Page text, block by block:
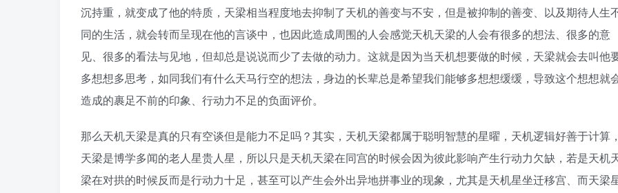
沉持重，就变成了他的特质，天梁相当程度地去抑制了天机的善变与不安，但是被抑制的善变、以及期待人生
同的生活，就会转而呈现在他的言谈中，也因此造成周围的人会感觉天机天梁的人会有很多的想法、很多的意
见、很多的看法与见地，但却总是说说而少了去做的动力。这就是因为当天机想要做的时候，天梁就会去叫他
多想想多思考，如同我们有什么天马行空的想法，身边的长辈总是希望我们能够多想想缓缓，导致这个想想就
造成的裹足不前的印象、行动力不足的负面评价。
那么天机天梁是真的只有空谈但是能力不足吗？其实，天机天梁都属于聪明智慧的星曜，天机逻辑好善于计算
天梁是博学多闻的老人星贵人星，所以只是天机天梁在同宫的时候会因为彼此影响产生行动力欠缺，若是天机
梁在对拱的时候反而是行动力十足，甚至可以产生会外出异地拼事业的现象，尤其是天机星坐迁移宫、而天梁